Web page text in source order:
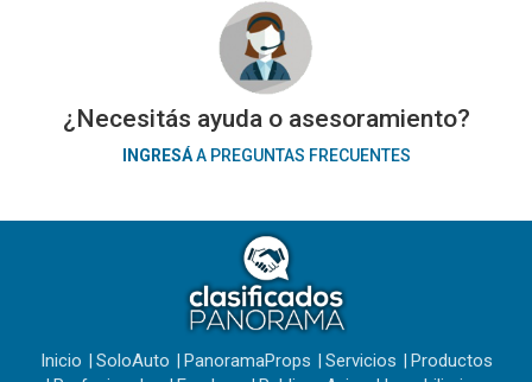
¿Necesitás ayuda o asesoramiento?
INGRESÁA PREGUNTAS FRECUENTES
Inicio SoloAuto PanoramaProps Servicios
Productos